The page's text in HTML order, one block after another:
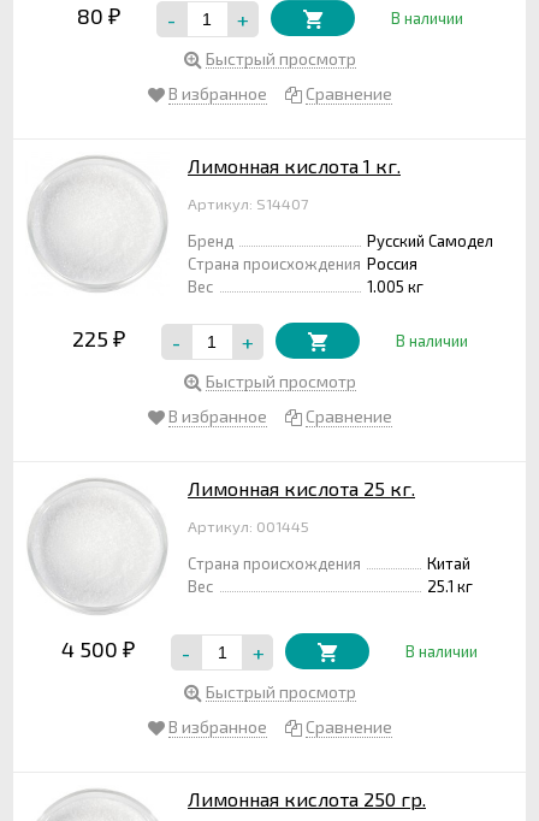
80 ₽ - + В наличии
Быстрый просмотр
В избранное
Сравнение
Лимонная кислота 1 кг.
Артикул: S14407
Бренд
Русский Самодел
Страна происхождения Россия
Вес
1.005 кг
225 ₽ - + В наличии
Быстрый просмотр
В избранное
Сравнение
Лимонная кислота 25 кг.
Артикул: 001445
Страна происхождения
Китай
Вес
25.1 кг
4 500 ₽ - + В наличии
Быстрый просмотр
В избранное
Сравнение
Лимонная кислота 250 гр.